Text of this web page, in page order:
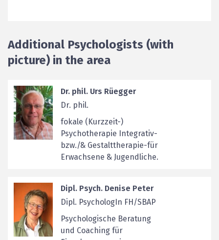
Additional Psychologists (with
picture) in the area
Dr. phil. Urs Rüegger
Dr. phil.
fokale (Kurzzeit-)
Psychotherapie Integrativ-
bzw./& Gestalttherapie-für
Erwachsene & Jugendliche.
Dipl. Psych. Denise Peter
Dipl. PsychologIn FH/SBAP
Psychologische Beratung
und Coaching für